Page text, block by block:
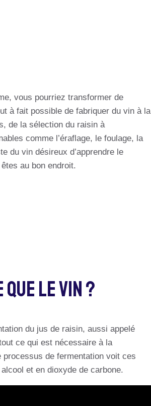
vous pourriez transformer de
à fait possible de fabriquer du vin à la
de la sélection du raisin à
comme l’éraflage, le foulage, la
du vin désireux d’apprendre le
au bon endroit.
Le Vin ?
du jus de raisin, aussi appelé
ce qui est nécessaire à la
de fermentation voit ces
et en dioxyde de carbone.